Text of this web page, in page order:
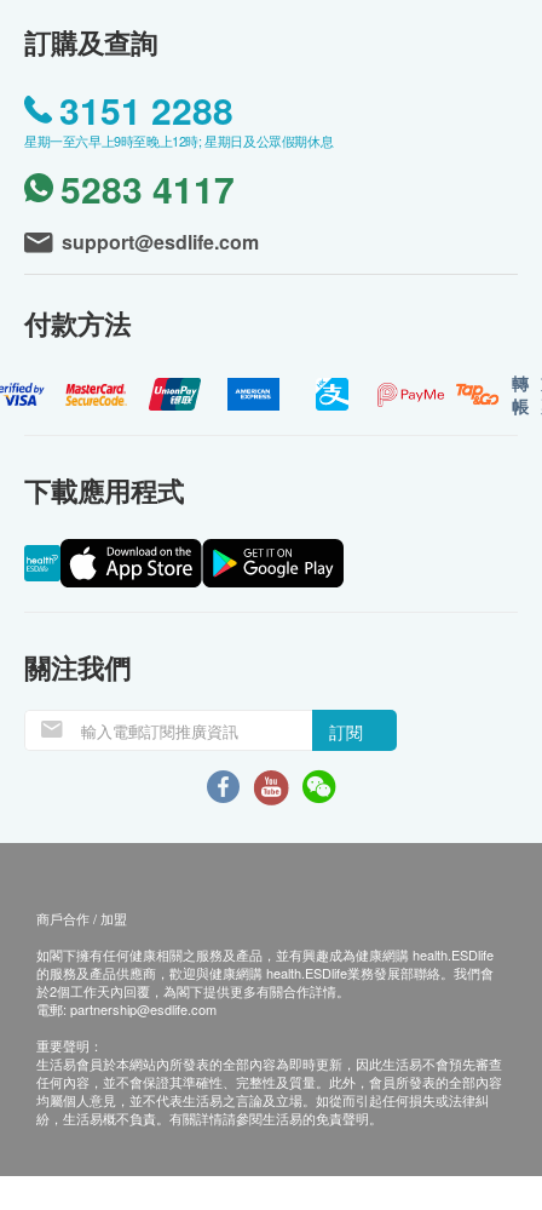
訂購及查詢
3151 2288
星期一至六早上9時至晚上12時; 星期日及公眾假期休息
5283 4117
support@esdlife.com
付款方法
轉
帳
下載應用程式
關注我們
訂閱
商戶合作 / 加盟
如閣下擁有任何健康相關之服務及產品，並有興趣成為健康網購 health.ESDlife
的服務及產品供應商，歡迎與健康網購 health.ESDlife業務發展部聯絡。我們會
於2個工作天內回覆，為閣下提供更多有關合作詳情。
電郵: partnership@esdlife.com
重要聲明：
生活易會員於本網站內所發表的全部內容為即時更新，因此生活易不會預先審查
任何內容，並不會保證其準確性、完整性及質量。此外，會員所發表的全部內容
均屬個人意見，並不代表生活易之言論及立場。如從而引起任何損失或法律糾
紛，生活易概不負責。有關詳情請參閱生活易的免責聲明。